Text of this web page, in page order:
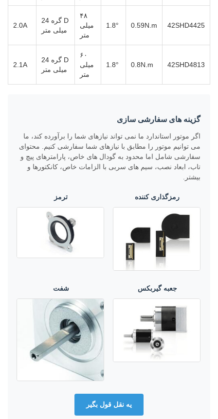
42SHD4425
0.59N.m
1.8°
۴۸
میلی
متر
D گره 24
میلی متر
2.0A
42SHD4813
0.8N.m
1.8°
۶۰
میلی
متر
D گره 24
میلی متر
2.1A
گزینه های سفارشی سازی
اگر موتور استاندارد ما نمی تواند نیازهای شما را برآورده کند، ما
می توانیم موتور را مطابق با نیازهای شما سفارشی کنیم. محتوای
سفارشی شامل اما محدود به گودال های خاص، پارامترهای پیچ و
تاب، ابعاد نصب، سیم های سربی با الزامات خاص، کانکتورها و
بیشتر.
رمزگذاری کننده ترمز
جعبه گیربکس شفت
يه نقل قول بگير